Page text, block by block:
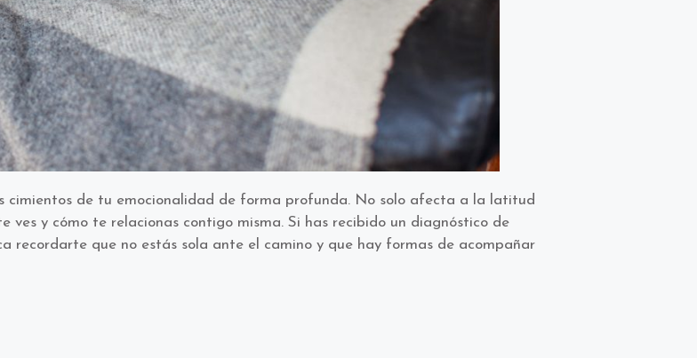
cimientos de tu emocionalidad de forma profunda. No solo afecta a la latitud
ves y cómo te relacionas contigo misma. Si has recibido un diagnóstico de
recordarte que no estás sola ante el camino y que hay formas de acompañar